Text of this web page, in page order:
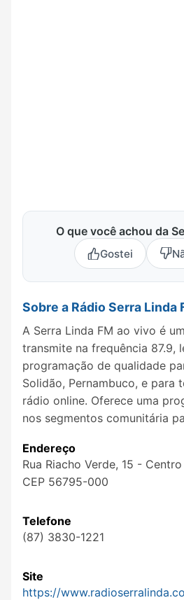
O que você achou da
Gostei
Sobre a Rádio Serra Linda
A Serra Linda FM ao vivo é
transmite na frequência 87.9,
programação de qualidade
Solidão, Pernambuco, e para
rádio online. Oferece uma
nos segmentos comunitária
Endereço
Rua Riacho Verde, 15 -
CEP 56795-000
Telefone
(87) 3830-1221
Site
https://